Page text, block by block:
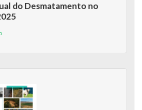
do Desmatamento no